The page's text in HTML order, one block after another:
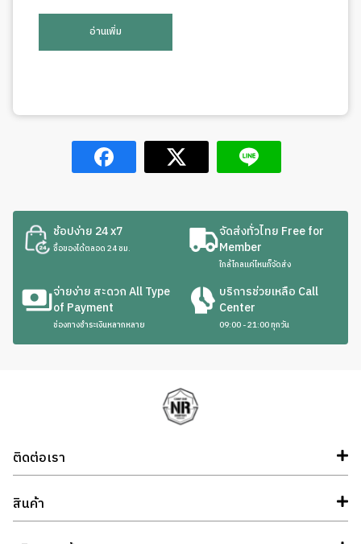
อ่านเพิ่ม
ช้อปง่าย 24 x7
ซื้อของได้ตลอด 24 ชม.
จัดส่งทั่วไทย Free for
Member
ใกล้ไกลแค่ไหนก็จัดส่ง
จ่ายง่าย สะดวก All Type
of Payment
ช่องทางชำระเงินหลากหลาย
บริการช่วยเหลือ Call
Center
09:00 - 21:00 ทุกวัน
ติดต่อเรา
สินค้า